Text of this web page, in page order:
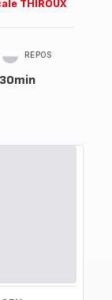
THIROUX
REPOS
30min